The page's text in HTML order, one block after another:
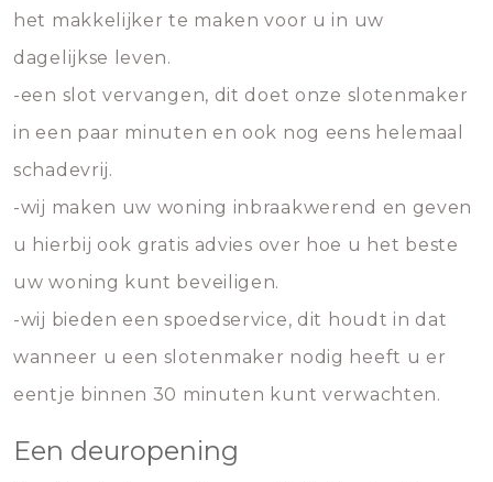
het makkelijker te maken voor u in uw
dagelijkse leven.
-een slot vervangen, dit doet onze slotenmaker
in een paar minuten en ook nog eens helemaal
schadevrij.
-wij maken uw woning inbraakwerend en geven
u hierbij ook gratis advies over hoe u het beste
uw woning kunt beveiligen.
-wij bieden een spoedservice, dit houdt in dat
wanneer u een slotenmaker nodig heeft u er
eentje binnen 30 minuten kunt verwachten.
Een deuropening